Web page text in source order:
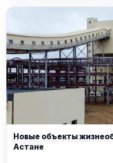
Новые объекты
Астане